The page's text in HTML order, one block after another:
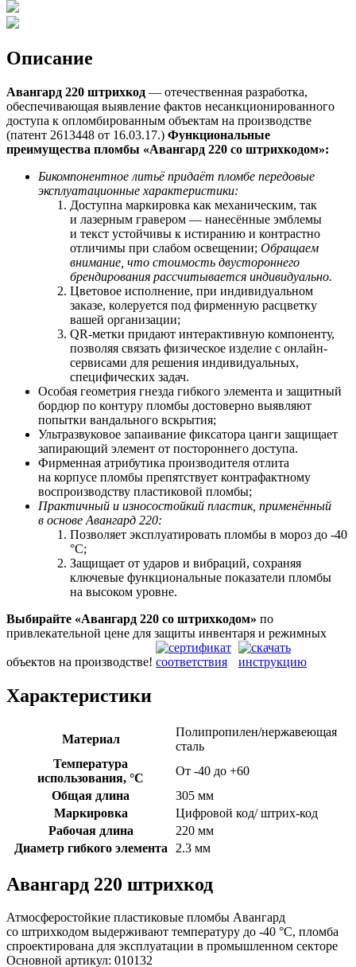
Описание
Авангард 220 штрихкод — отечественная разработка,
обеспечивающая выявление фактов несанкционированного
доступа к опломбированным объектам на производстве
(патент 2613448 от 16.03.17.) Функциональные
преимущества пломбы «Авангард 220 со штрихкодом»:
Бикомпонентное литьё придаёт пломбе передовые
эксплуатационные характеристики:
Доступна маркировка как механическим, так
и лазерным гравером — нанесённые эмблемы
и текст устойчивы к истиранию и контрастно
отличимы при слабом освещении; Обращаем
внимание, что стоимость двустороннего
брендирования рассчитывается индивидуально.
Цветовое исполнение, при индивидуальном
заказе, колеруется под фирменную расцветку
вашей организации;
QR-метки придают интерактивную компоненту,
позволяя связать физическое изделие с онлайн-
сервисами для решения индивидуальных,
специфических задач.
Особая геометрия гнезда гибкого элемента и защитный
бордюр по контуру пломбы достоверно выявляют
попытки вандального вскрытия;
Ультразвуковое запаивание фиксатора цанги защищает
запирающий элемент от постороннего доступа.
Фирменная атрибутика производителя отлита
на корпусе пломбы препятствует контрафактному
воспроизводству пластиковой пломбы;
Практичный и износостойкий пластик, применённый
в основе Авангард 220:
Позволяет эксплуатировать пломбы в мороз до -40
°С;
Защищает от ударов и вибраций, сохраняя
ключевые функциональные показатели пломбы
на высоком уровне.
Выбирайте «Авангард 220 со штрихкодом» по
привлекательной цене для защиты инвентаря и режимных
объектов на производстве!
Характеристики
Материал
Полипропилен/нержавеющая
сталь
Температура
использования, °C
От -40 до +60
Общая длина
305 мм
Маркировка
Цифровой код/ штрих-код
Рабочая длина
220 мм
Диаметр гибкого элемента
2.3 мм
Авангард 220 штрихкод
Атмосферостойкие пластиковые пломбы Авангард
со штрихкодом выдерживают температуру до -40 °C, пломба
спроектирована для эксплуатации в промышленном секторе
Основной артикул: 010132